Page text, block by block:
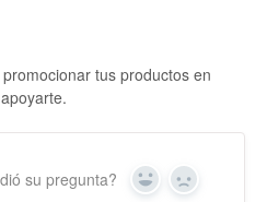
tus productos en
su pregunta? Yes No